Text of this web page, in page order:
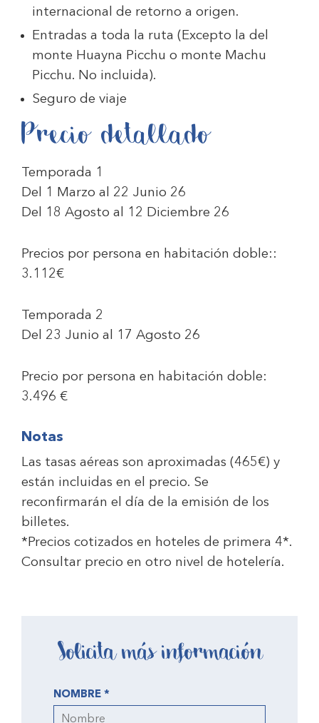
internacional de retorno a origen.
Entradas a toda la ruta (Excepto la del
monte Huayna Picchu o monte Machu
Picchu. No incluida).
Seguro de viaje
Precio detallado
Temporada 1
Del 1 Marzo al 22 Junio 26
Del 18 Agosto al 12 Diciembre 26
Precios por persona en habitación doble::
3.112€
Temporada 2
Del 23 Junio al 17 Agosto 26
Precio por persona en habitación doble:
3.496 €
Notas
Las tasas aéreas son aproximadas (465€) y
están incluidas en el precio. Se
reconfirmarán el día de la emisión de los
billetes.
*Precios cotizados en hoteles de primera 4*.
Consultar precio en otro nivel de hotelería.
Solicita más información
NOMBRE *